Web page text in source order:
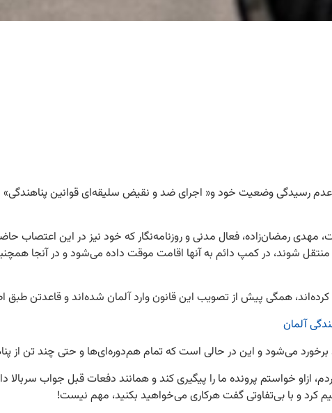
عدم رسیدگی وضعیت خود و« اجرای ضد و نقیض سلیقه‌ای قوانین
مهدی رمضان‌زاده، فعال مدنی و روزنامه‌نگار که خود نیز در این اعتصاب
کمپ دائم منتقل شوند، در کمپ دائم به آنها اقامت موقت داده می‌شود و در آنجا
کرده‌اند، همگی پیش از تصویب این قانون وارد آلمان شده‌اند و قاعدتن
آلمان
و این در حالی است که تمام هم‌دوره‌ای‌ها و حتی چند تن از پناهجویان جدای از
ازاو خواستم پرونده ما را پیگیری کند و همانند دفعات قبل جواب
کرد و با بی‌تفاوتی گفت هرکاری می‌خواهید بکنید، مهم نیست!